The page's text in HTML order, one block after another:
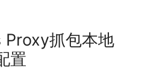
抓包本地
置